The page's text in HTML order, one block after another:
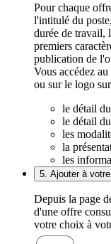
Pour chaque
l'intitulé du
durée de travail,
premiers
publication de
Vous accédez
ou sur le logo
le détail
le détail
les
la
les
5. Ajouter à
Depuis la page
d'une offre
votre choix à